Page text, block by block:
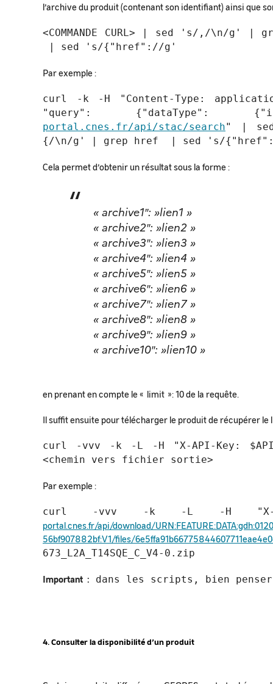
l’archive du produit (contenant son identifiant) ainsi que
<COMMANDE CURL> | sed 's/,/\n/
| sed 's/{"href"://g'
Par exemple :
curl -k -H "Content-Type:
"query": {"dataType":
portal.cnes.fr/api/stac/search" |
{/\n/g' | grep href | sed 's/
Cela permet d’obtenir un résultat sous la forme :
« archive1″: »lien1 »
« archive2″: »lien2 »
« archive3″: »lien3 »
« archive4″: »lien4 »
« archive5″: »lien5 »
« archive6″: »lien6 »
« archive7″: »lien7 »
« archive8″: »lien8 »
« archive9″: »lien9 »
« archive10″: »lien10 »
en prenant en compte le « limit »: 10 de la requête.
Il suffit ensuite pour télécharger le produit de récupérer
curl -vvv -k -L -H "X-API-Key:
<chemin vers fichier sortie>
Par exemple :
curl -vvv -k -L -H "X-
portal.cnes.fr/api/download/
56bf907882bf:V1/files/
673_L2A_T14SQE_C_V4-0.zip
Important : dans les scripts, bien
4. Consulter la disponibilité d’un produit